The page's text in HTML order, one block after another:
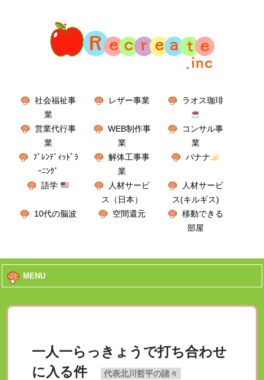
社会福祉事
業
レザー事業 ラオス珈琲
営業代行事
業
WEB制作事
業
コンサル事
業
ﾌﾞﾚﾝﾃﾞｨｯﾄﾞﾗ
ｰﾆﾝｸﾞ
解体工事事
業
バナナ
語学
人材サービ
ス（日本）
人材サービ
ス(キルギス)
10代の脳波
空間還元
移動できる
部屋
MENU
一人一らっきょうで打ち合わせ
に入る件
代表北川哲平の諸々